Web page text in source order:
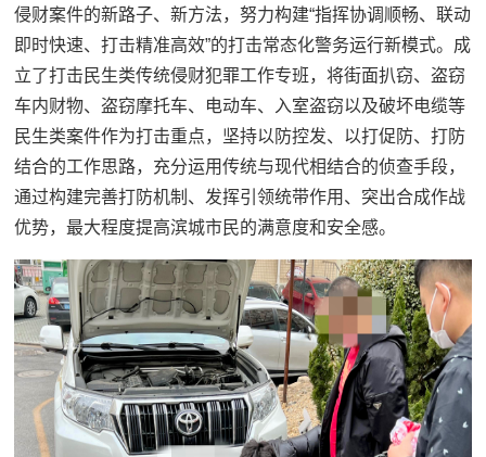
侵财案件的新路子、新方法，努力构建“指挥协调顺畅、联动
即时快速、打击精准高效”的打击常态化警务运行新模式。成
立了打击民生类传统侵财犯罪工作专班，将街面扒窃、盗窃
车内财物、盗窃摩托车、电动车、入室盗窃以及破坏电缆等
民生类案件作为打击重点，坚持以防控发、以打促防、打防
结合的工作思路，充分运用传统与现代相结合的侦查手段，
通过构建完善打防机制、发挥引领统带作用、突出合成作战
优势，最大程度提高滨城市民的满意度和安全感。